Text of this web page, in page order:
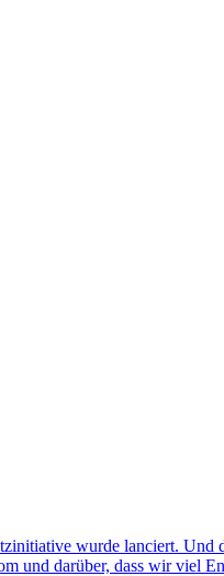
wurde lanciert. Und
und darüber, dass wir viel